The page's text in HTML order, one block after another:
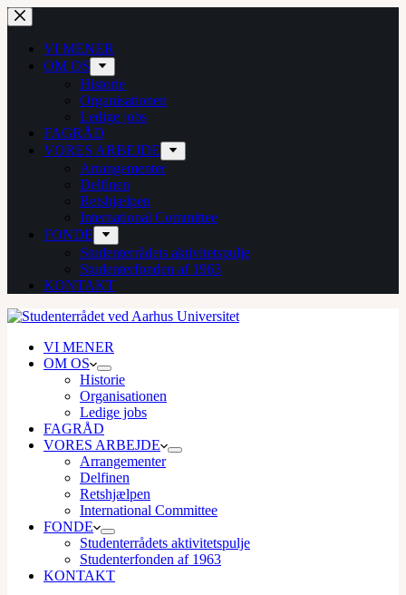
Fortsæt
til
indholdVI MENER
OM OS
Historie
Organisationen
Ledige jobs
FAGRÅD
VORES ARBEJDE
Arrangementer
Delfinen
Retshjælpen
International Committee
FONDE
Studenterrådets aktivitetspulje
Studenterfonden af 1963
KONTAKT
VI MENER
OM OS
Historie
Organisationen
Ledige jobs
FAGRÅD
VORES ARBEJDE
Arrangementer
Delfinen
Retshjælpen
International Committee
FONDE
Studenterrådets aktivitetspulje
Studenterfonden af 1963
KONTAKT